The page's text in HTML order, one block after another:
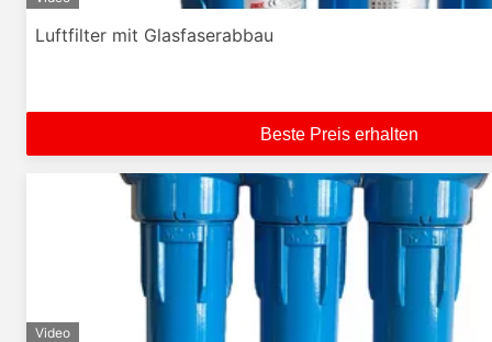
Luftfilter mit Glasfaserabbau
Beste Preis erhalten
Video